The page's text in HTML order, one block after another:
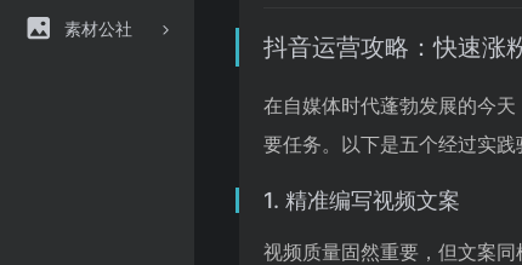
素材公社
抖音运营攻略：快速涨
在自媒体时代蓬勃发展的今
要任务。以下是五个经过实践
1. 精准编写视频文案
视频质量固然重要，但文案